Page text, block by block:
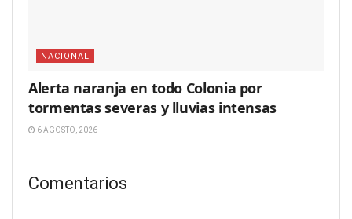
NACIONAL
Alerta naranja en todo Colonia por
tormentas severas y lluvias intensas
6 AGOSTO, 2026
Comentarios